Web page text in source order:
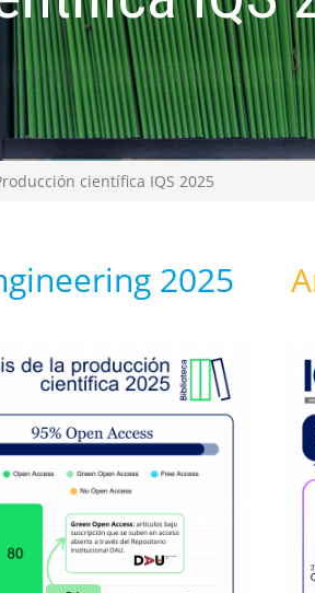
científica IQS 2025
2025